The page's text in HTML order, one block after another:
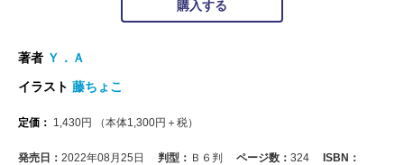
購入する
著者 Ｙ．Ａ
イラスト 藤ちょこ
定価： 1,430円 （本体1,300円＋税）
発売日： 2022年08月25日 判型： Ｂ６判 ページ数： 324
ISBN：